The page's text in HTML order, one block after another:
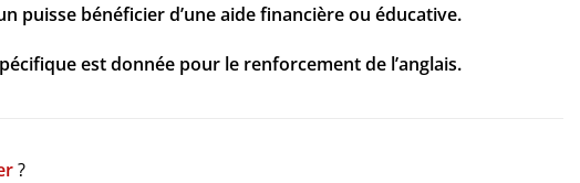
puisse bénéficier d’une aide financière ou éducative.
est donnée pour le renforcement de l’anglais.
?